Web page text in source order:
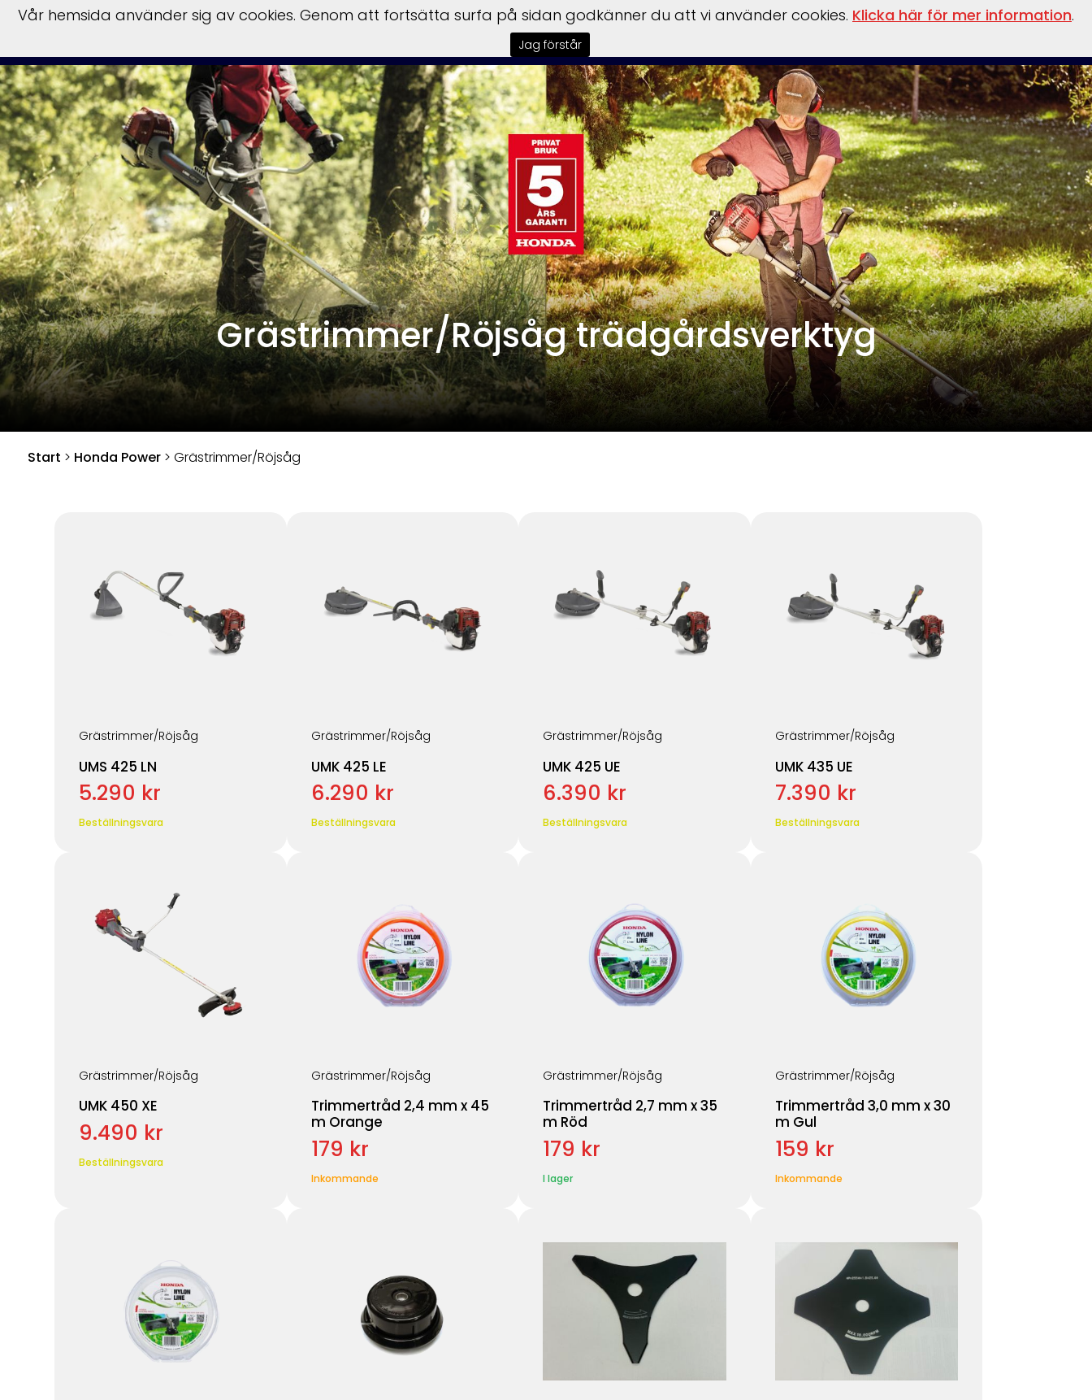
Motorer Trailer
Grästrimmer/Röjsåg trädgårdsverktyg
Start > Honda Power> Grästrimmer/Röjsåg
Grästrimmer/Röjsåg
UMS 425 LN
5.290 kr
Beställningsvara
Grästrimmer/Röjsåg
UMK 425 LE
6.290 kr
Beställningsvara
Grästrimmer/Röjsåg
UMK 425 UE
6.390 kr
Beställningsvara
Grästrimmer/Röjsåg
UMK 435 UE
7.390 kr
Beställningsvara
Grästrimmer/Röjsåg
UMK 450 XE
9.490 kr
Beställningsvara
Grästrimmer/Röjsåg
Trimmertråd 2,4 mm x 45
m Orange
179 kr
Inkommande
Grästrimmer/Röjsåg
Trimmertråd 2,7 mm x 35
m Röd
179 kr
I lager
Grästrimmer/Röjsåg
Trimmertråd 3,0 mm x 30
m Gul
159 kr
Inkommande
Vår hemsida använder sig av cookies. Genom att fortsätta surfa på sidan godkänner du att vi använder cookies. Klicka här för mer information.
Jag förstår